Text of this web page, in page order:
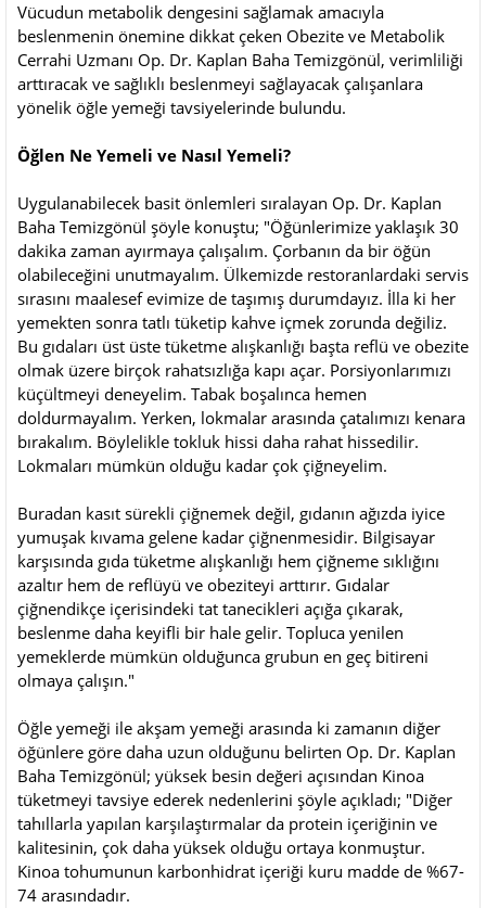
Vücudun metabolik dengesini sağlamak amacıyla
beslenmenin önemine dikkat çeken Obezite ve Metabolik
Cerrahi Uzmanı Op. Dr. Kaplan Baha Temizgönül, verimliliği
arttıracak ve sağlıklı beslenmeyi sağlayacak çalışanlara
yönelik öğle yemeği tavsiyelerinde bulundu.
Öğlen Ne Yemeli ve Nasıl Yemeli?
Uygulanabilecek basit önlemleri sıralayan Op. Dr. Kaplan
Baha Temizgönül şöyle konuştu; "Öğünlerimize yaklaşık 30
dakika zaman ayırmaya çalışalım. Çorbanın da bir öğün
olabileceğini unutmayalım. Ülkemizde restoranlardaki servis
sırasını maalesef evimize de taşımış durumdayız. İlla ki her
yemekten sonra tatlı tüketip kahve içmek zorunda değiliz.
Bu gıdaları üst üste tüketme alışkanlığı başta reflü ve obezite
olmak üzere birçok rahatsızlığa kapı açar. Porsiyonlarımızı
küçültmeyi deneyelim. Tabak boşalınca hemen
doldurmayalım. Yerken, lokmalar arasında çatalımızı kenara
bırakalım. Böylelikle tokluk hissi daha rahat hissedilir.
Lokmaları mümkün olduğu kadar çok çiğneyelim.
Buradan kasıt sürekli çiğnemek değil, gıdanın ağızda iyice
yumuşak kıvama gelene kadar çiğnenmesidir. Bilgisayar
karşısında gıda tüketme alışkanlığı hem çiğneme sıklığını
azaltır hem de reflüyü ve obeziteyi arttırır. Gıdalar
çiğnendikçe içerisindeki tat tanecikleri açığa çıkarak,
beslenme daha keyifli bir hale gelir. Topluca yenilen
yemeklerde mümkün olduğunca grubun en geç bitireni
olmaya çalışın."
Öğle yemeği ile akşam yemeği arasında ki zamanın diğer
öğünlere göre daha uzun olduğunu belirten Op. Dr. Kaplan
Baha Temizgönül; yüksek besin değeri açısından Kinoa
tüketmeyi tavsiye ederek nedenlerini şöyle açıkladı; "Diğer
tahıllarla yapılan karşılaştırmalar da protein içeriğinin ve
kalitesinin, çok daha yüksek olduğu ortaya konmuştur.
Kinoa tohumunun karbonhidrat içeriği kuru madde de %67-
74 arasındadır.